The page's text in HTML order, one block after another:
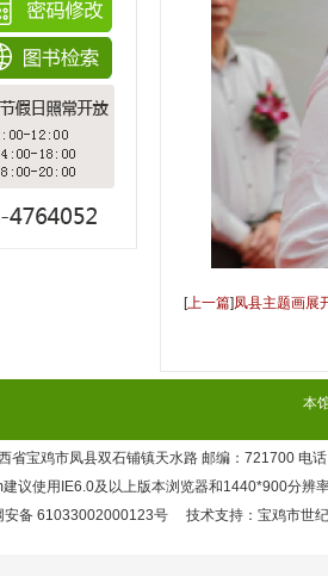
[上一篇]凤县主题画展
本
省宝鸡市凤县双石铺镇天水路 邮编：721700 电
议使用IE6.0及以上版本浏览器和1440*900分辨
安备 61033002000123号 技术支持 ： 宝鸡市世